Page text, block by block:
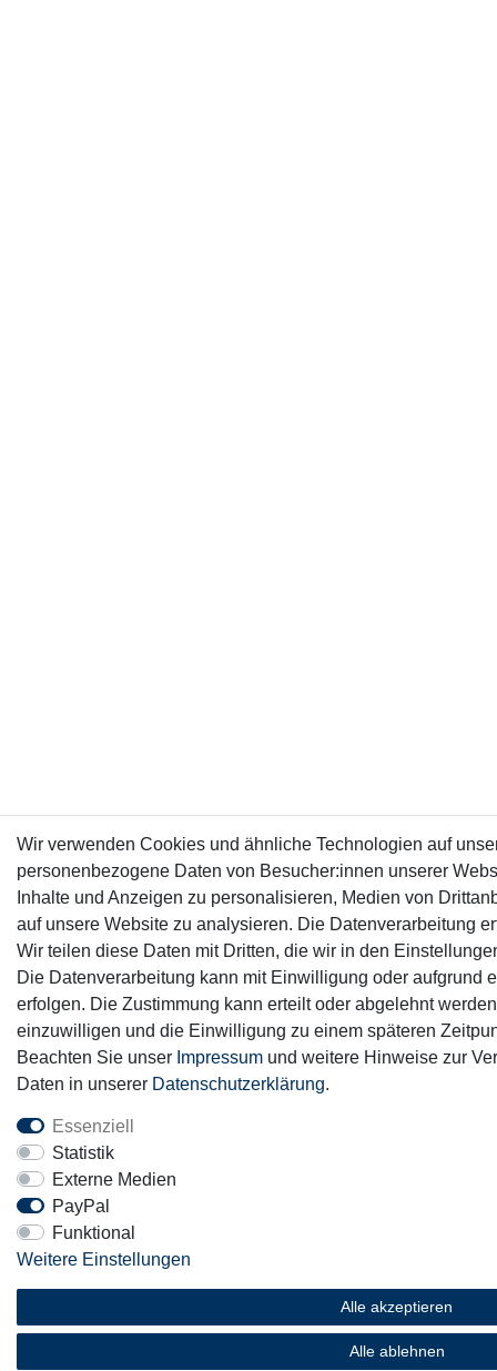
Wir verwenden Cookies und ähnliche Technologien auf
personenbezogene Daten von Besucher:innen unserer
Inhalte und Anzeigen zu personalisieren, Medien von
auf unsere Website zu analysieren. Die Datenverarbeitung
Wir teilen diese Daten mit Dritten, die wir in den
Die Datenverarbeitung kann mit Einwilligung oder aufgrund
erfolgen. Die Zustimmung kann erteilt oder abgelehnt
einzuwilligen und die Einwilligung zu einem späteren
Beachten Sie unser Impressum und weitere Hinweise zur
Daten in unserer Daten­schutz­erklärung.
Essenziell
Statistik
Externe Medien
PayPal
Funktional
Weitere Einstellungen
Alle akzeptieren
Alle ablehnen